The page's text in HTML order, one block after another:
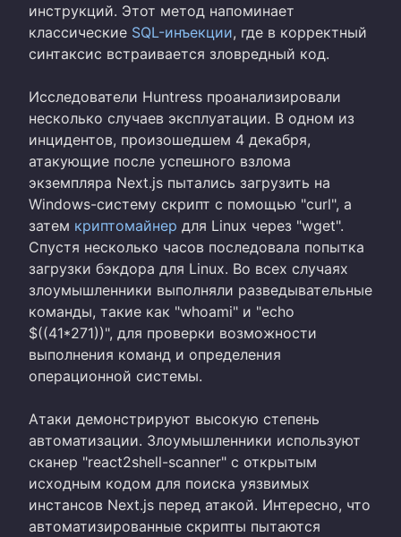
инструкций. Этот метод напоминает
классические SQL-инъекции, где в корректный
синтаксис встраивается зловредный код.
Исследователи Huntress проанализировали
несколько случаев эксплуатации. В одном из
инцидентов, произошедшем 4 декабря,
атакующие после успешного взлома
экземпляра Next.js пытались загрузить на
Windows-систему скрипт с помощью "curl", а
затем криптомайнер для Linux через "wget".
Спустя несколько часов последовала попытка
загрузки бэкдора для Linux. Во всех случаях
злоумышленники выполняли разведывательные
команды, такие как "whoami" и "echo
$((41*271))", для проверки возможности
выполнения команд и определения
операционной системы.
Атаки демонстрируют высокую степень
автоматизации. Злоумышленники используют
сканер "react2shell-scanner" с открытым
исходным кодом для поиска уязвимых
инстансов Next.js перед атакой. Интересно, что
автоматизированные скрипты пытаются